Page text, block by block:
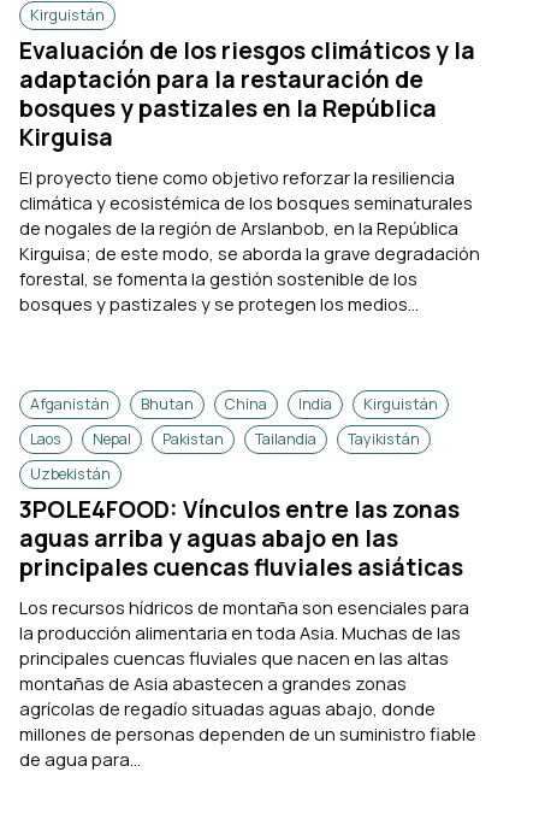
Kirguistán
Evaluación de los riesgos climáticos y la
adaptación para la restauración de
bosques y pastizales en la República
Kirguisa
El proyecto tiene como objetivo reforzar la resiliencia
climática y ecosistémica de los bosques seminaturales
de nogales de la región de Arslanbob, en la República
Kirguisa; de este modo, se aborda la grave degradación
forestal, se fomenta la gestión sostenible de los
bosques y pastizales y se protegen los medios...
Afganistán Bhutan China India
Kirguistán
Laos
Nepal Pakistan Tailandia
Tayikistán
Uzbekistán
3POLE4FOOD: Vínculos entre las zonas
aguas arriba y aguas abajo en las
principales cuencas fluviales asiáticas
Los recursos hídricos de montaña son esenciales para
la producción alimentaria en toda Asia. Muchas de las
principales cuencas fluviales que nacen en las altas
montañas de Asia abastecen a grandes zonas
agrícolas de regadío situadas aguas abajo, donde
millones de personas dependen de un suministro fiable
de agua para...